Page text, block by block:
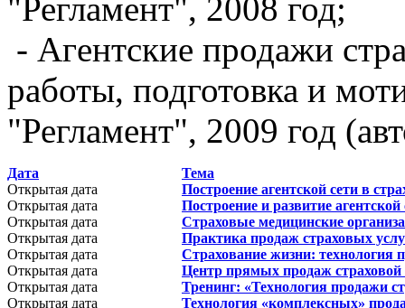
"Регламент", 2008 год;
- Aгeнтcкие продажи
работы, подготовка и
"Регламент", 2009 год
Дата
Тема
Открытая дата
Построение агентской сети в
Открытая дата
Построение и развитие
Открытая дата
Страховые медицинские
Открытая дата
Практика продаж страховых
Открытая дата
Страхование жизни: технология
Открытая дата
Центр прямых продаж страховой
Открытая дата
Тренинг: «Технология продажи
Открытая дата
Технология «комплексных»